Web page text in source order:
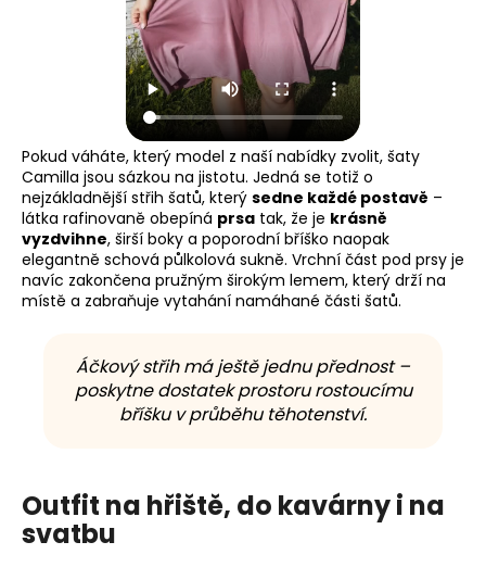
Pokud váháte, který model z naší nabídky zvolit, šaty
Camilla jsou sázkou na jistotu. Jedná se totiž o
nejzákladnější střih šatů, který sedne každé postavě –
látka rafinovaně obepíná prsa tak, že je krásně
vyzdvihne, širší boky a poporodní bříško naopak
elegantně schová půlkolová sukně. Vrchní část pod prsy je
navíc zakončena pružným širokým lemem, který drží na
místě a zabraňuje vytahání namáhané části šatů.
Áčkový střih má ještě jednu přednost –
poskytne dostatek prostoru rostoucímu
bříšku v průběhu těhotenství.
Outfit na hřiště, do kavárny i na
svatbu